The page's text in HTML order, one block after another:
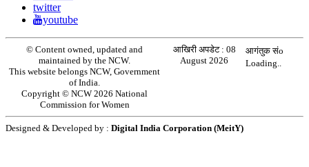
twitter
youtube
© Content owned, updated and
maintained by the NCW.
This website belongs NCW, Government
of India.
Copyright © NCW 2026 National
Commission for Women
आखिरी अपडेट : 08
August 2026
आगंतुक संo
Loading..
Designed & Developed by : Digital India Corporation (MeitY)